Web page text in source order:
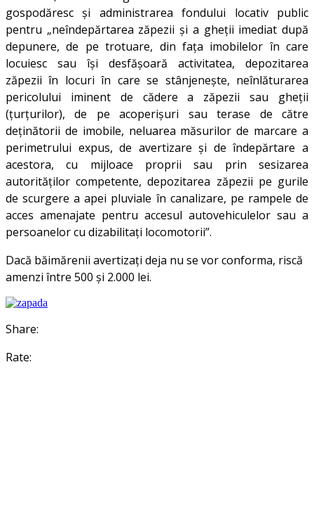
gospodăresc şi administrarea fondului locativ public
pentru „neîndepărtarea zăpezii şi a gheţii imediat după
depunere, de pe trotuare, din faţa imobilelor în care
locuiesc sau îşi desfăşoară activitatea, depozitarea
zăpezii în locuri în care se stânjeneşte, neînlăturarea
pericolului iminent de cădere a zăpezii sau gheţii
(ţurţurilor), de pe acoperişuri sau terase de către
deţinătorii de imobile, neluarea măsurilor de marcare a
perimetrului expus, de avertizare şi de îndepărtare a
acestora, cu mijloace proprii sau prin sesizarea
autorităţilor competente, depozitarea zăpezii pe gurile
de scurgere a apei pluviale în canalizare, pe rampele de
acces amenajate pentru accesul autovehiculelor sau a
persoanelor cu dizabilitaţi locomotorii”.
Dacă băimărenii avertizaţi deja nu se vor conforma, riscă
amenzi între 500 și 2.000 lei.
Share:
Rate: